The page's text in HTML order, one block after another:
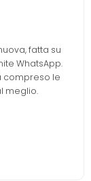
fatta su
WhatsApp.
compreso le
meglio.